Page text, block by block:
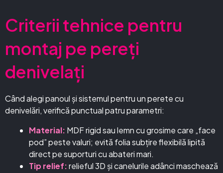
Criterii tehnice pentru
montaj pe pereți
denivelați
Când alegi panoul și sistemul pentru un perete cu
denivelări, verifică punctual patru parametri:
Material: MDF rigid sau lemn cu grosime care „face
pod” peste valuri; evită folia subțire flexibilă lipită
direct pe suporturi cu abateri mari.
Tip relief:relieful 3D și canelurile adânci maschează